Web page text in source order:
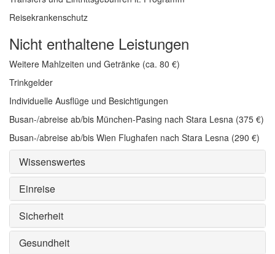
Reisekrankenschutz
Nicht enthaltene Leistungen
Weitere Mahlzeiten und Getränke (ca. 80 €)
Trinkgelder
Individuelle Ausflüge und Besichtigungen
Busan-/abreise ab/bis München-Pasing nach Stara Lesna (375 €)
Busan-/abreise ab/bis Wien Flughafen nach Stara Lesna (290 €)
Wissenswertes
Einreise
Sicherheit
Gesundheit